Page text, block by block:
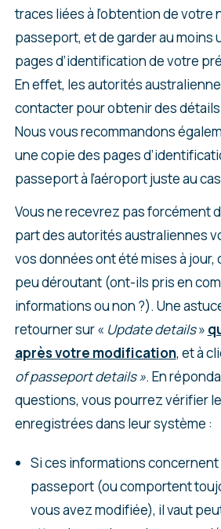
traces liées à l’obtention de votre
passeport, et de garder au moins
pages d’identification de votre
En effet, les autorités
contacter pour obtenir des
Nous vous recommandons
une copie des pages
passeport à l’aéroport juste au
Vous ne recevrez pas forcément
part des autorités australiennes
vos données ont été mises à jour,
peu déroutant (ont-ils pris en
informations ou non ?). Une
retourner sur « Update details»
après votre modification, et à
of passeport details ». En
questions, vous pourrez vérifier
enregistrées dans leur système :
Si ces informations
passeport (ou comportent
vous avez modifiée), il vaut